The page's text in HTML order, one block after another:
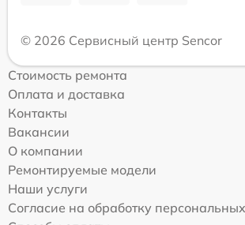
© 2026 Сервисный центр Sencor
Стоимость ремонта
Оплата и доставка
Контакты
Вакансии
О компании
Ремонтируемые модели
Наши услуги
Согласие на обработку